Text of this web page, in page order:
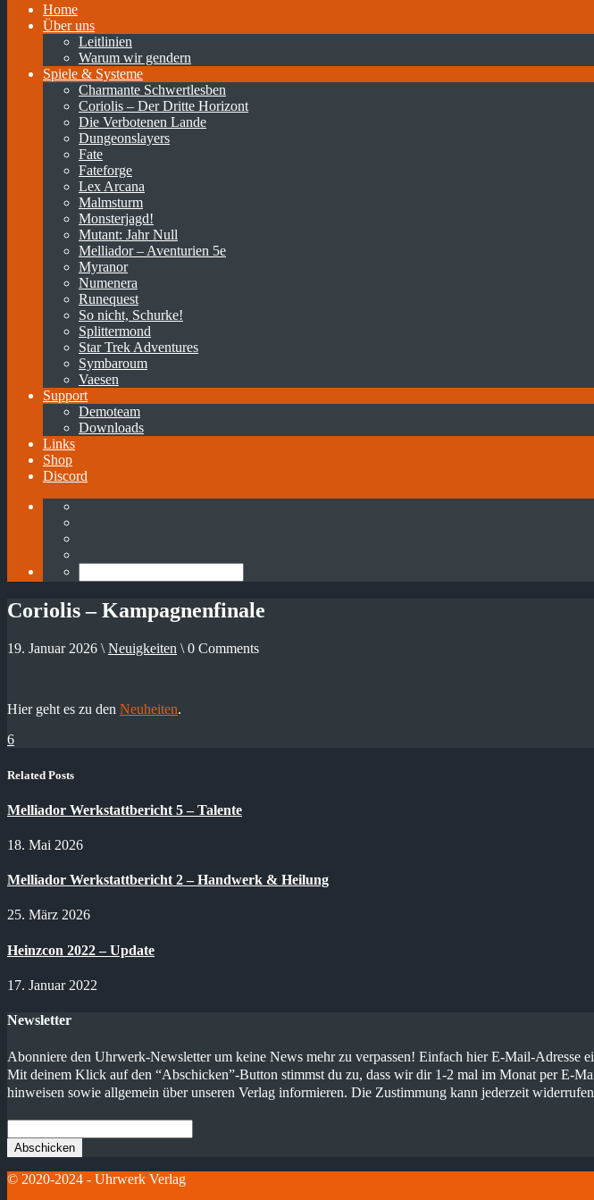
Home
Über uns
Leitlinien
Warum wir gendern
Spiele & Systeme
Charmante Schwertlesben
Coriolis – Der Dritte Horizont
Die Verbotenen Lande
Dungeonslayers
Fate
Fateforge
Lex Arcana
Malmsturm
Monsterjagd!
Mutant: Jahr Null
Melliador – Aventurien 5e
Myranor
Numenera
Runequest
So nicht, Schurke!
Splittermond
Star Trek Adventures
Symbaroum
Vaesen
Support
Demoteam
Downloads
Links
Shop
Discord
Coriolis – Kampagnenfinale
19. Januar 2026 \ Neuigkeiten \ 0 Comments
Hier geht es zu den Neuheiten.
6
Related Posts
Melliador Werkstattbericht 5 – Talente
18. Mai 2026
Melliador Werkstattbericht 2 – Handwerk & Heilung
25. März 2026
Heinzcon 2022 – Update
17. Januar 2022
Newsletter
Abonniere den Uhrwerk-Newsletter um keine News mehr zu verpassen! Einfach hier E-Mail-Adresse
Mit deinem Klick auf den “Abschicken”-Button stimmst du zu, dass wir dir 1-2 mal im Monat per E-
hinweisen sowie allgemein über unseren Verlag informieren. Die Zustimmung kann jederzeit
© 2020-2024 - Uhrwerk Verlag